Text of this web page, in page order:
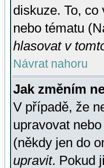
diskuze. To,
nebo tématu
hlasovat v
Návrat nahoru
Jak změním
V případě, že
upravovat
(někdy jen do
upravit. Pokud